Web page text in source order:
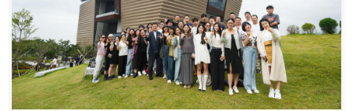
新传系艺创科技及数码 […]